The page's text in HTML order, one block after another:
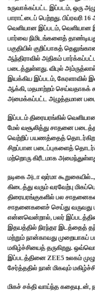
உருவாக்கப்பட்ட இப்படம், ஒரு
பாராட்டைப் பெற்றது. பிப்ரவரி
வெளியான இப்படம், வெளியான
பார்வை நிமிடங்களைத்
பகுதியில் குறிப்பாகத்
ஆந்திராவில் அதிகம்
படைத்துள்ளது. விபுல்
இயக்கிய இப்படம், கேரளாவில்
ஆக்கி, மதமாற்றம் செய்வதாகக்
அமைக்கப்பட்ட அழுத்தமான
இப்படம் திரையரங்கில்
மேல் வசூலித்து சாதனை
வெற்றிப் பயணத்தைத்
சிறப்பான படைப்புகளைத்
மற்றொரு கிரீடமாக
நடிகை அடா ஷர்மா
கிடைத்து வரும் வரவேற்பு
திரையரங்குகளில் பல
சாதனைகளைச் செய்து வருவது
என்னவென்றால், பலர்
இதயத்தில் நிரந்தர இடத்தைத்
மற்றும் நான்காவது முறையாகப்
மகிழ்ச்சியைத் தருகிறது.
இப்படத்தினை ZEE5 உலகம்
சேர்த்ததில் நான் மிகவும்
மிகச் சக்தி வாய்ந்த கதையுடன்,